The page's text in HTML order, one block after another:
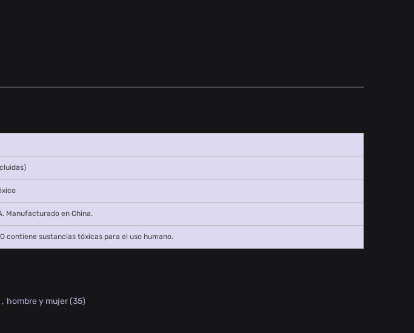
Manufacturado en China.
contiene sustancias tóxicas para el uso humano.
, hombre y mujer(35)